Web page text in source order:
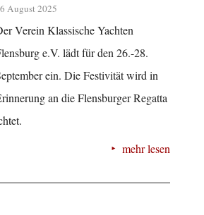
August 2025
Verein Klassische Yachten
e.V. lädt für den 26.-28.
ein. Die Festivität wird in
an die Flensburger Regatta
mehr lesen